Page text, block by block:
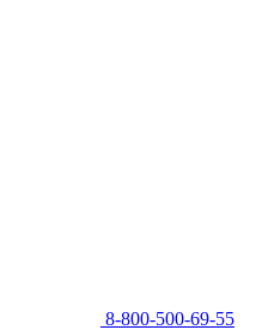
8-800-500-69-55